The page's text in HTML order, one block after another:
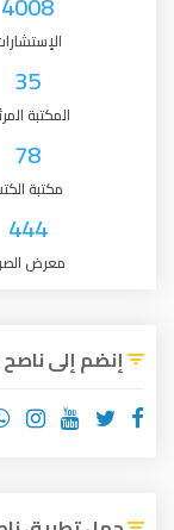
35
المكتبة
78
مكتبة
444
معرض
إنضم إلى